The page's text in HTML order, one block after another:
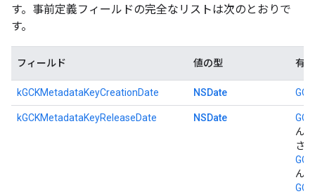
す。事前定義フィールドの完全なリストは次のとおりで
す。
フィールド 値の型 有
kGCKMetadataKeyCreationDate NSDate
kGCKMetadataKeyReleaseDate NSDate
ん、
さ
ん、